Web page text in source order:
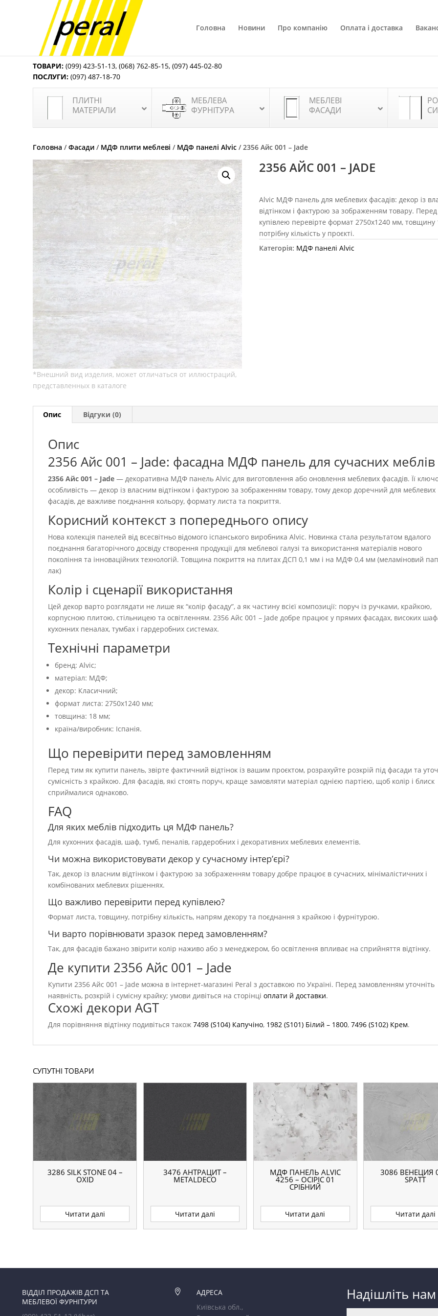
Головна Новини Про компанію Оплата і доставка
ТОВАРИ: (099) 423-51-13,(068) 762-85-15,(097) 445-02-80
ПОСЛУГИ: (097) 487-18-70
ПЛИТНІ
МАТЕРІАЛИ
МЕБЛЕВА
ФУРНІТУРА
МЕБЛЕВІ
ФАСАДИ
Головна /Фасади / МДФ плити меблеві / МДФ панелі Alvic / 2356 Айс 001 – Jade
2356 АЙС 001 – JADE
Alvic МДФ панель для меблевих фасадів: декор із
відтінком і фактурою за зображенням товару. Перед
купівлею перевірте формат 2750х1240 мм, товщину
потрібну кількість у проєкті.
Категорія: МДФ панелі Alvic
Опис Відгуки (0)
Опис
2356 Айс 001 – Jade: фасадна МДФ панель для сучасних меблів
2356 Айс 001 – Jade — декоративна МДФ панель Alvic для виготовлення або оновлення меблевих фасадів. Її
особливість — декор із власним відтінком і фактурою за зображенням товару, тому декор доречний для меблевих
фасадів, де важливе поєднання кольору, формату листа та покриття.
Корисний контекст з попереднього опису
Нова колекція панелей від всесвітньо відомого іспанського виробника Alvic. Новинка стала результатом вдалого
поєднання багаторічного досвіду створення продукції для меблевої галузі та використання матеріалів нового
покоління та інноваційних технологій. Товщина покриття на плитах ДСП 0,1 мм і на МДФ 0,4 мм (меламіновий
лак)
Колір і сценарії використання
Цей декор варто розглядати не лише як “колір фасаду”, а як частину всієї композиції: поруч із ручками, крайкою,
корпусною плитою, стільницею та освітленням. 2356 Айс 001 – Jade добре працює у прямих фасадах, високих
кухонних пеналах, тумбах і гардеробних системах.
Технічні параметри
бренд: Alvic;
матеріал: МДФ;
декор: Класичний;
формат листа: 2750х1240 мм;
товщина: 18 мм;
країна/виробник: Іспанія.
Що перевірити перед замовленням
Перед тим як купити панель, звірте фактичний відтінок із вашим проєктом, розрахуйте розкрій під фасади та
сумісність з крайкою. Для фасадів, які стоять поруч, краще замовляти матеріал однією партією, щоб колір і блиск
сприймалися однаково.
FAQ
Для яких меблів підходить ця МДФ панель?
Для кухонних фасадів, шаф, тумб, пеналів, гардеробних і декоративних меблевих елементів.
Чи можна використовувати декор у сучасному інтер’єрі?
Так, декор із власним відтінком і фактурою за зображенням товару добре працює в сучасних, мінімалістичних і
комбінованих меблевих рішеннях.
Що важливо перевірити перед купівлею?
Формат листа, товщину, потрібну кількість, напрям декору та поєднання з крайкою і фурнітурою.
Чи варто порівнювати зразок перед замовленням?
Так, для фасадів бажано звірити колір наживо або з менеджером, бо освітлення впливає на сприйняття відтінку.
Де купити 2356 Айс 001 – Jade
Купити 2356 Айс 001 – Jade можна в інтернет-магазині Peral з доставкою по Україні. Перед замовленням уточніть
наявність, розкрій і сумісну крайку; умови дивіться на сторінціоплати й доставки.
Схожі декори AGT
Для порівняння відтінку подивіться також7498 (S104) Капучіно, 1982 (S101) Білий – 1800,7496 (S102) Крем.
СУПУТНІ ТОВАРИ
3286 SILK STONE 04 –
OXID
Читати далі
3476 АНТРАЦИТ –
METALDECO
Читати далі
МДФ ПАНЕЛЬ ALVIC
4256 – ОСІРІС 01
СРІБНИЙ
Читати далі
3086 ВЕНЕЦИЯ
SPATT
Читати далі
ВІДДІЛ ПРОДАЖІВ ДСП ТА
МЕБЛЕВОЇ ФУРНІТУРИ

АДРЕСА
Київська обл.,
Надішліть